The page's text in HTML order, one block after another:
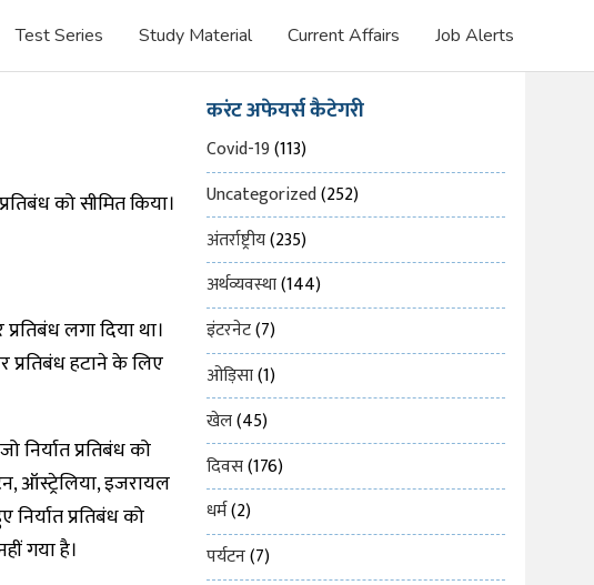
Test Series Study Material Current Affairs Job Alerts
को सीमित किया।
लगा दिया था।
हटाने के लिए
प्रतिबंध को
ऑस्ट्रेलिया, इजरायल
प्रतिबंध को
गया है।
करंट अफेयर्स कैटेगरी
Covid-19(113)
Uncategorized(252)
अंतर्राष्ट्रीय(235)
अर्थव्यवस्था(144)
इंटरनेट(7)
ओड़िसा(1)
खेल(45)
दिवस(176)
धर्म(2)
पर्यटन(7)